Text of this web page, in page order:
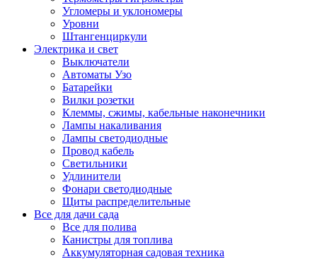
Угломеры и уклономеры
Уровни
Штангенциркули
Электрика и свет
Выключатели
Автоматы Узо
Батарейки
Вилки розетки
Клеммы, сжимы, кабельные наконечники
Лампы накаливания
Лампы светодиодные
Провод кабель
Светильники
Удлинители
Фонари светодиодные
Щиты распределительные
Все для дачи сада
Все для полива
Канистры для топлива
Аккумуляторная садовая техника